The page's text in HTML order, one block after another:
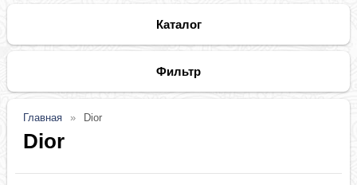
Каталог
Фильтр
Главная Dior
Dior